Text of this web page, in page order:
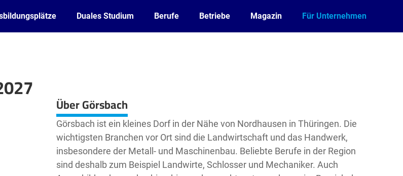
Duales Studium Berufe Betriebe Magazin Für Unternehmen
contributors Über Görsbach
Görsbach ist ein kleines Dorf in der Nähe von Nordhausen in Thüringen. Die
wichtigsten Branchen vor Ort sind die Landwirtschaft und das Handwerk,
insbesondere der Metall- und Maschinenbau. Beliebte Berufe in der Region
sind deshalb zum Beispiel Landwirte, Schlosser und Mechaniker. Auch